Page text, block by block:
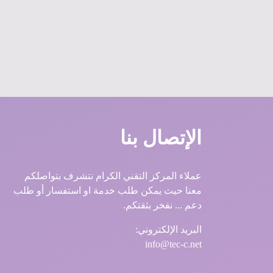
الإتصال بنا
عملاء المركز التقني الكرام نتشرف بتواصلكم
معنا حيث يمكن طلب خدمة او استفسار أو طلب
دعم ... نفخر بثقتكم.
البريد الإلكتروني:
info@tec-c.net